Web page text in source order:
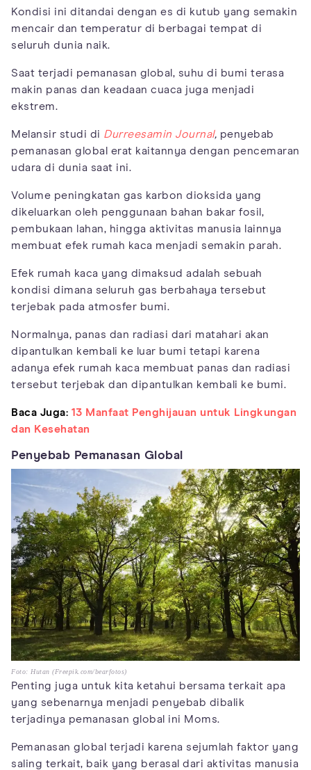
Kondisi ini ditandai dengan es di kutub yang semakin
mencair dan temperatur di berbagai tempat di
seluruh dunia naik.
Saat terjadi pemanasan global, suhu di bumi terasa
makin panas dan keadaan cuaca juga menjadi
ekstrem.
Melansir studi di Durreesamin Journal, penyebab
pemanasan global erat kaitannya dengan pencemaran
udara di dunia saat ini.
Volume peningkatan gas karbon dioksida yang
dikeluarkan oleh penggunaan bahan bakar fosil,
pembukaan lahan, hingga aktivitas manusia lainnya
membuat efek rumah kaca menjadi semakin parah.
Efek rumah kaca yang dimaksud adalah sebuah
kondisi dimana seluruh gas berbahaya tersebut
terjebak pada atmosfer bumi.
Normalnya, panas dan radiasi dari matahari akan
dipantulkan kembali ke luar bumi tetapi karena
adanya efek rumah kaca membuat panas dan radiasi
tersebut terjebak dan dipantulkan kembali ke bumi.
Baca Juga: 13 Manfaat Penghijauan untuk Lingkungan
dan Kesehatan
Penyebab Pemanasan Global
Foto: Hutan (Freepik.com/bearfotos)
Penting juga untuk kita ketahui bersama terkait apa
yang sebenarnya menjadi penyebab dibalik
terjadinya pemanasan global ini Moms.
Pemanasan global terjadi karena sejumlah faktor yang
saling terkait, baik yang berasal dari aktivitas manusia